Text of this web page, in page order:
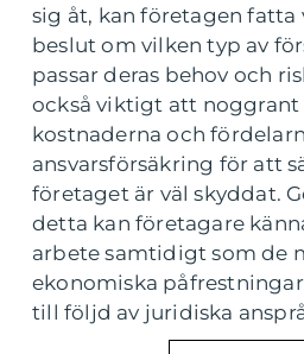
sig åt, kan företagen
beslut om vilken typ av
passar deras behov och
också viktigt att noggrant
kostnaderna och
ansvarsförsäkring för att
företaget är väl skyddat.
detta kan företagare
arbete samtidigt som de
ekonomiska
till följd av juridiska